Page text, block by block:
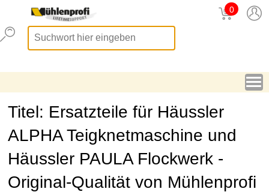
0
Titel: Ersatzteile für Häussler
ALPHA Teigknetmaschine und
Häussler PAULA Flockwerk -
Original-Qualität von Mühlenprofi